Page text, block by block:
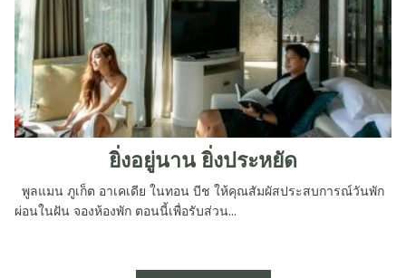
ยิ่งอยู่นาน ยิ่งประหยัด
พูลแมน ภูเก็ต อาเคเดีย ในทอน บีช ให้คุณสัมผัสประสบการณ์วันพัก
ผ่อนในฝัน จองห้องพัก ตอนนี้เพื่อรับส่วน...